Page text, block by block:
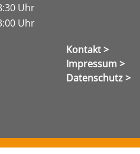
Uhr
Uhr
Kontakt >
Impressum >
Datenschutz >